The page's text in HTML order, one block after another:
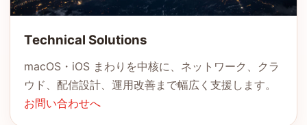
Technical Solutions
macOS・iOS まわりを中核に、ネットワーク、クラ
ウド、配信設計、運用改善まで幅広く支援します。
お問い合わせへ